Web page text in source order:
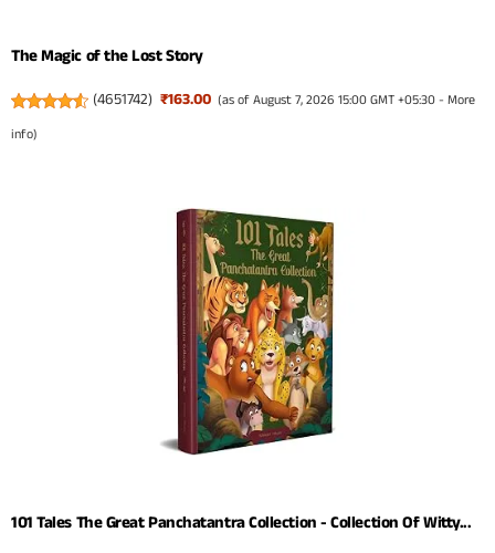
The Magic of the Lost Story
(4651742) ₹163.00 (as of August 7, 2026 15:00 GMT +05:30 -More
info)
101 Tales The Great Panchatantra Collection - Collection Of Witty...